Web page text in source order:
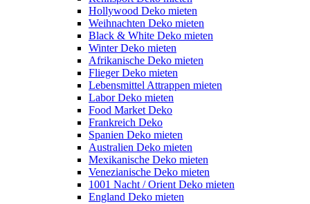
Hollywood Deko mieten
Weihnachten Deko mieten
Black & White Deko mieten
Winter Deko mieten
Afrikanische Deko mieten
Flieger Deko mieten
Lebensmittel Attrappen mieten
Labor Deko mieten
Food Market Deko
Frankreich Deko
Spanien Deko mieten
Australien Deko mieten
Mexikanische Deko mieten
Venezianische Deko mieten
1001 Nacht / Orient Deko mieten
England Deko mieten